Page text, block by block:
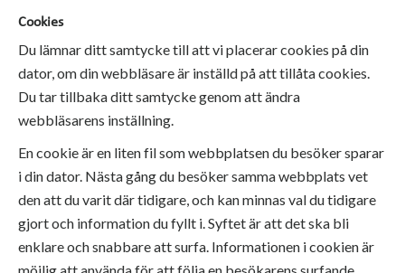
Cookies
Du lämnar ditt samtycke till att vi placerar cookies på din
dator, om din webbläsare är inställd på att tillåta cookies.
Du tar tillbaka ditt samtycke genom att ändra
webbläsarens inställning.
En cookie är en liten fil som webbplatsen du besöker sparar
i din dator. Nästa gång du besöker samma webbplats vet
den att du varit där tidigare, och kan minnas val du tidigare
gjort och information du fyllt i. Syftet är att det ska bli
enklare och snabbare att surfa. Informationen i cookien är